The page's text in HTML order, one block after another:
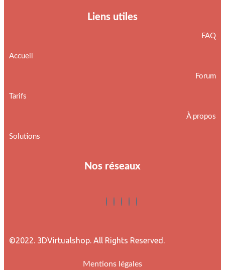
Liens utiles
Accueil
Tarifs
Solutions
FAQ
Forum
À propos
Nos réseaux
©2022. 3DVirtualshop. All Rights Reserved.
Mentions légales